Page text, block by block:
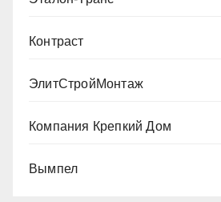
Контраст
ЭлитСтройМонтаж
Компания Крепкий Дом
Вымпел